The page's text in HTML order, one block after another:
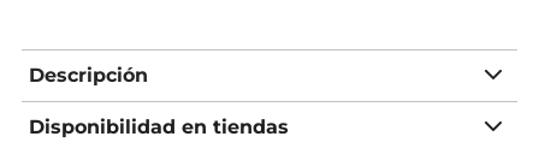
Descripción
Disponibilidad en tiendas